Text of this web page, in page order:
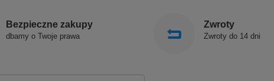
Bezpieczne zakupy
dbamy o Twoje prawa
Zwroty
Zwroty do 14 dni